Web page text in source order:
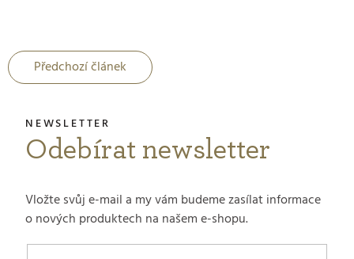
Předchozí článek
Odebírat newsletter
Vložte svůj e-mail a my vám budeme zasílat informace
o nových produktech na našem e-shopu.